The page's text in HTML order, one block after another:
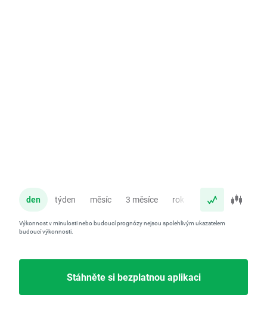
den týden měsíc 3 měsíce rok
Výkonnost v minulosti nebo budoucí prognózy nejsou spolehlivým ukazatelem
budoucí výkonnosti.
Stáhněte si bezplatnou aplikaci